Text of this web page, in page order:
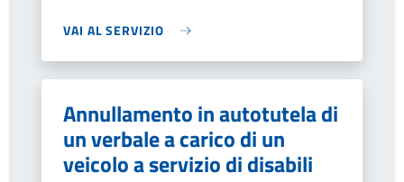
VAI AL SERVIZIO
Annullamento in autotutela di
un verbale a carico di un
veicolo a servizio di disabili